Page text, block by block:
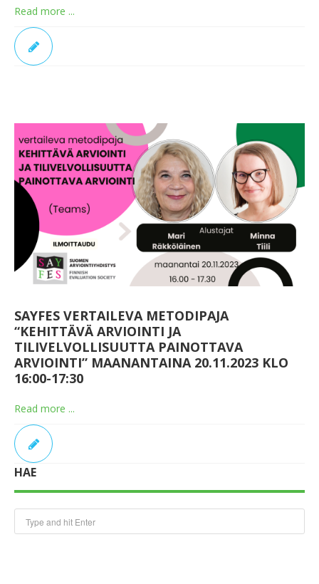
Read more ...
SAYFES VERTAILEVA METODIPAJA
“KEHITTÄVÄ ARVIOINTI JA
TILIVELVOLLISUUTTA PAINOTTAVA
ARVIOINTI” MAANANTAINA 20.11.2023 KLO
16:00-17:30
Read more ...
HAE